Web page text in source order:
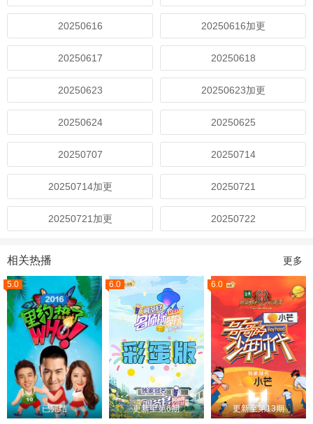
20250616 20250616加更
20250617 20250618
20250623 20250623加更
20250624 20250625
20250707 20250714
20250714加更 20250721
20250721加更 20250722
相关热播 更多
5.0
已完结
6.0
更新至第6期
6.0
更新至第13期